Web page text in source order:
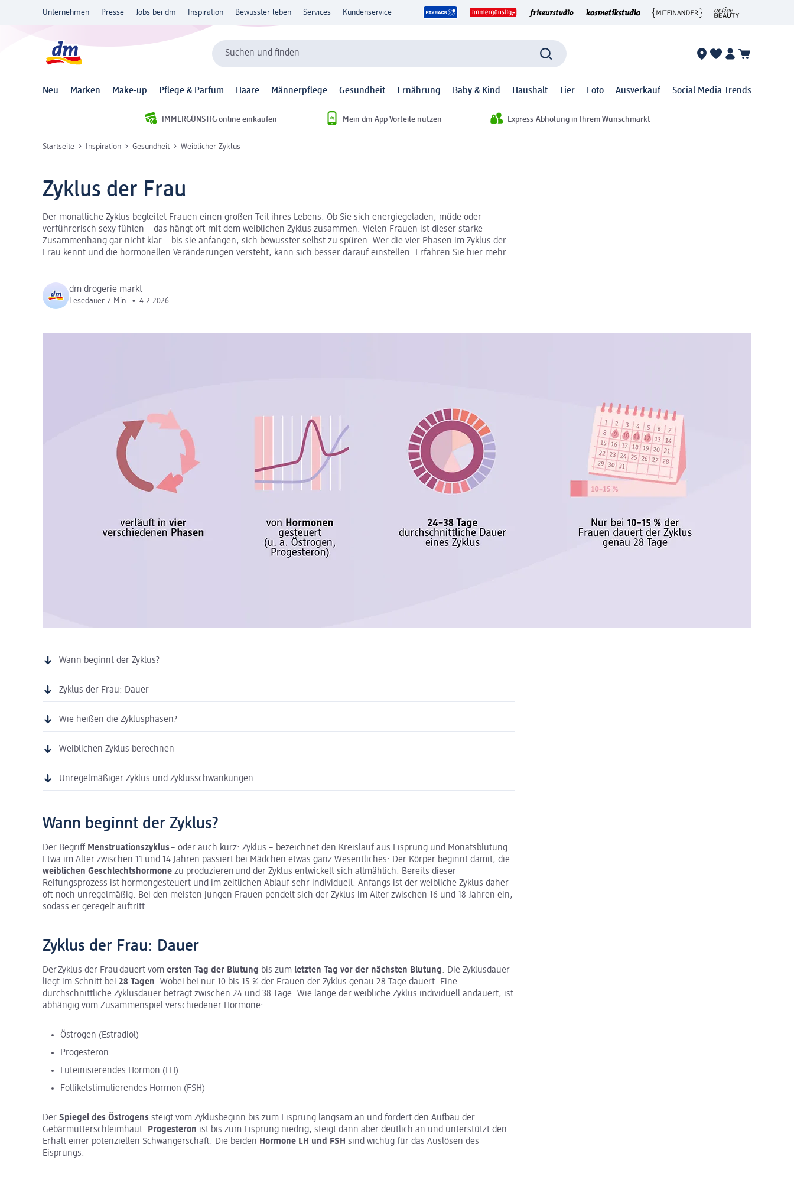
Unternehmen Presse Jobs bei dm Inspiration Bewusster leben Services Kundenservice
Suchen und finden
Neu Marken Make-up Pflege & Parfum Haare Männerpflege Gesundheit Ernährung Baby & Kind Haushalt Tier Foto Ausverkauf Social Media Trends
IMMERGÜNSTIG online einkaufen Mein dm-App Vorteile nutzen Express-Abholung in Ihrem Wunschmarkt
Startseite Inspiration Gesundheit Weiblicher Zyklus
Zyklus der Frau
Der monatliche Zyklus begleitet Frauen einen großen Teil ihres Lebens. Ob Sie sich energiegeladen, müde oder
verführerisch sexy fühlen – das hängt oft mit dem weiblichen Zyklus zusammen. Vielen Frauen ist dieser starke
Zusammenhang gar nicht klar – bis sie anfangen, sich bewusster selbst zu spüren. Wer die vier Phasen im Zyklus der
Frau kennt und die hormonellen Veränderungen versteht, kann sich besser darauf einstellen. Erfahren Sie hier mehr.
dm drogerie markt
Lesedauer 7 Min. • 4.2.2026
Wann beginnt der Zyklus?
Zyklus der Frau: Dauer
Wie heißen die Zyklusphasen?
Weiblichen Zyklus berechnen
Unregelmäßiger Zyklus und Zyklusschwankungen
Wann beginnt der Zyklus?
Der Begriff Menstruationszyklus– oder auch kurz: Zyklus – bezeichnet den Kreislauf aus Eisprung und Monatsblutung.
Etwa im Alter zwischen 11 und 14 Jahren passiert bei Mädchen etwas ganz Wesentliches: Der Körper beginnt damit, die
weiblichen Geschlechtshormone zu produzieren und der Zyklus entwickelt sich allmählich. Bereits dieser
Reifungsprozess ist hormongesteuert und im zeitlichen Ablauf sehr individuell. Anfangs ist der weibliche Zyklus daher
oft noch unregelmäßig. Bei den meisten jungen Frauen pendelt sich der Zyklus im Alter zwischen 16 und 18 Jahren ein,
sodass er geregelt auftritt.
Zyklus der Frau: Dauer
Der Zyklus der Frau dauert vom ersten Tag der Blutung bis zum letzten Tag vor der nächsten Blutung. Die Zyklusdauer
liegt im Schnitt bei 28 Tagen. Wobei bei nur 10 bis 15 % der Frauen der Zyklus genau 28 Tage dauert. Eine
durchschnittliche Zyklusdauer beträgt zwischen 24 und 38 Tage. Wie lange der weibliche Zyklus individuell andauert, ist
abhängig vom Zusammenspiel verschiedener Hormone:
Östrogen (Estradiol)
Progesteron
Luteinisierendes Hormon (LH)
Follikelstimulierendes Hormon (FSH)
Der Spiegel des Östrogens steigt vom Zyklusbeginn bis zum Eisprung langsam an und fördert den Aufbau der
Gebärmutterschleimhaut. Progesteron ist bis zum Eisprung niedrig, steigt dann aber deutlich an und unterstützt den
Erhalt einer potenziellen Schwangerschaft. Die beiden Hormone LH und FSH sind wichtig für das Auslösen des
Eisprungs.